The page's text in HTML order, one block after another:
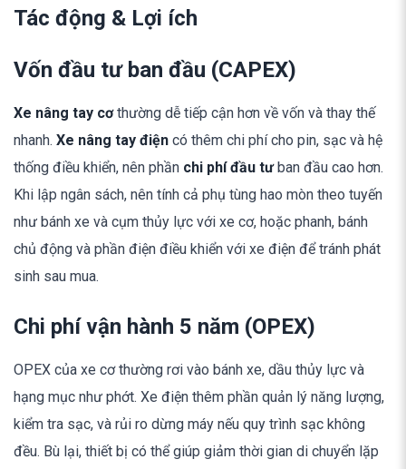
Tác động & Lợi ích
Vốn đầu tư ban đầu (CAPEX)
Xe nâng tay cơthường dễ tiếp cận hơn về vốn và thay thế
nhanh. Xe nâng tay điện có thêm chi phí cho pin, sạc và hệ
thống điều khiển, nên phần chi phí đầu tưban đầu cao hơn.
Khi lập ngân sách, nên tính cả phụ tùng hao mòn theo tuyến
như bánh xe và cụm thủy lực với xe cơ, hoặc phanh, bánh
chủ động và phần điện điều khiển với xe điện để tránh phát
sinh sau mua.
Chi phí vận hành 5 năm (OPEX)
OPEX của xe cơ thường rơi vào bánh xe, dầu thủy lực và
hạng mục như phớt. Xe điện thêm phần quản lý năng lượng,
kiểm tra sạc, và rủi ro dừng máy nếu quy trình sạc không
đều. Bù lại, thiết bị có thể giúp giảm thời gian di chuyển lặp